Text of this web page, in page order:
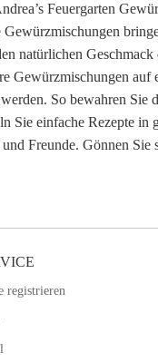
Feuergarten
natürlichen
Gewürzmischungen
So bewahren Sie
Sie einfache Rezepte
und Freunde. Gönnen Sie
registrieren